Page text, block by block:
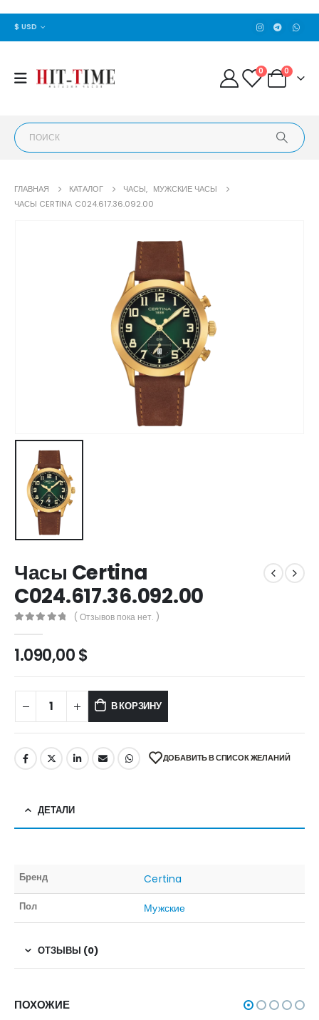
$ USD
0 0
ГЛАВНАЯ КАТАЛОГ ЧАСЫ, МУЖСКИЕ ЧАСЫ
ЧАСЫ CERTINA C024.617.36.092.00
Часы Certina
C024.617.36.092.00
( Отзывов пока нет. )
1.090,00$
В КОРЗИНУ
ДОБАВИТЬ В СПИСОК ЖЕЛАНИЙ
ДЕТАЛИ
Бренд Certina
Пол Мужские
ОТЗЫВЫ (0)
ПОХОЖИЕ